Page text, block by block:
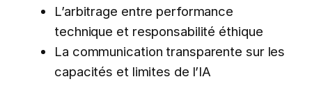
L’arbitrage entre performance
technique et responsabilité éthique
La communication transparente sur les
capacités et limites de l’IA